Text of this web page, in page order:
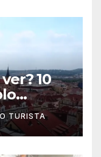
10
TURISTA